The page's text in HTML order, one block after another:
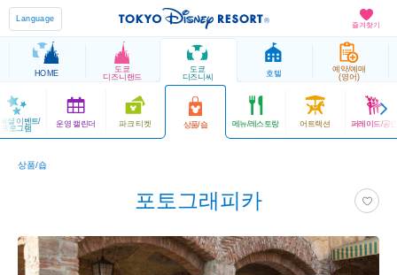
즐겨찾기
Language
HOME
도쿄
디즈니랜드
도쿄
디즈니씨
호텔
예약/예매
(영어)
셜 이벤트/
프로그램 운영 캘린더 파크 티켓 상품/숍 메뉴/레스토랑 어트랙션 퍼레이드/공연
상품/숍
포토그래피카